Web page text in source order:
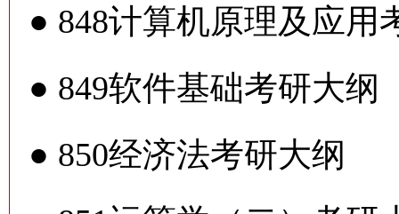
● 848计算机原理及应用
● 849软件基础考研大纲
● 850经济法考研大纲